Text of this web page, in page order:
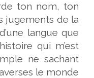
ton nom, ton
jugements de la
langue que
qui m’est
ne sachant
le monde